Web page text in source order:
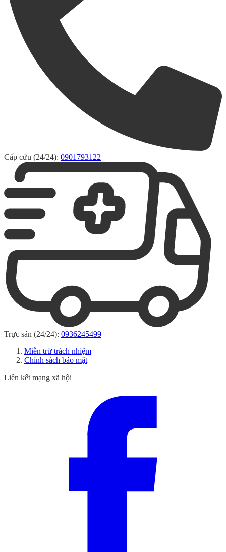
Cấp cứu (24/24): 0901793122
Trực sản (24/24): 0936245499
Miễn trừ trách nhiệm
Chính sách bảo mật
Liên kết mạng xã hội